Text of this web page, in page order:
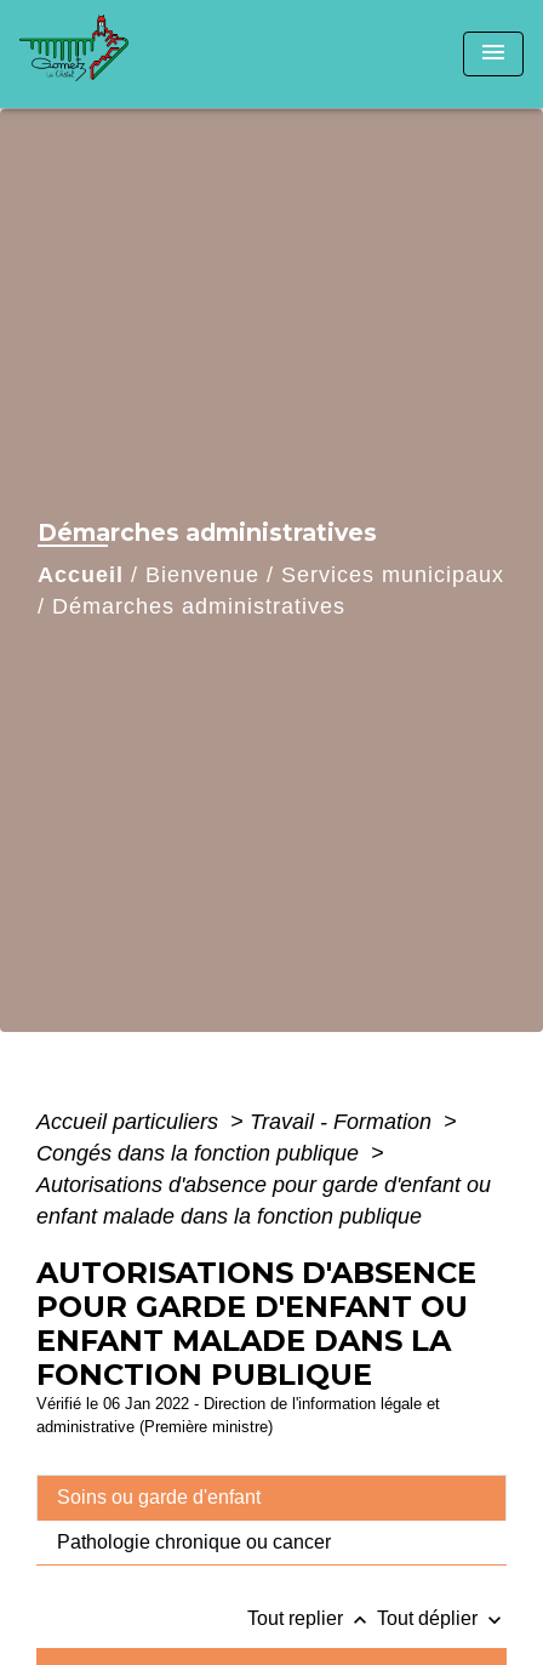
menu
Démarches administratives
Accueil / Bienvenue / Services municipaux
/ Démarches administratives
Accueil particuliers > Travail - Formation >
Congés dans la fonction publique >
Autorisations d'absence pour garde d'enfant ou
enfant malade dans la fonction publique
AUTORISATIONS D'ABSENCE
POUR GARDE D'ENFANT OU
ENFANT MALADE DANS LA
FONCTION PUBLIQUE
Vérifié le 06 Jan 2022 - Direction de l'information légale et
administrative (Première ministre)
Soins ou garde d'enfant
Pathologie chronique ou cancer
Tout replier keyboard_arrow_up Tout déplier keyboard_arrow_down